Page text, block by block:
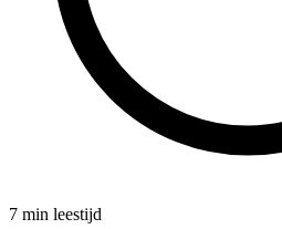
7 min leestijd